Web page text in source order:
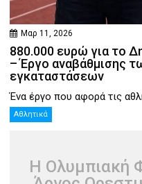
Μαρ 11, 2026
880.000 ευρώ για το
– Έργο αναβάθμισης
εγκαταστάσεων
Ένα έργο που αφορά τις
Αθλητικά
Η Ολυμπιακή